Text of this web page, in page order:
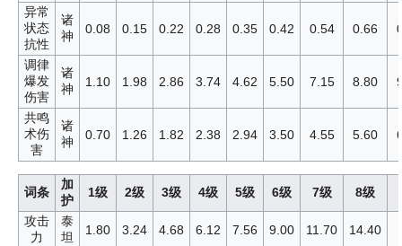
异常
状态
抗性
诸
神
0.08 0.15 0.22 0.28 0.35 0.42 0.54 0.66
调律
爆发
伤害
诸
神
1.10 1.98 2.86 3.74 4.62 5.50 7.15 8.80
共鸣
术伤
害
诸
神
0.70 1.26 1.82 2.38 2.94 3.50 4.55 5.60
词条
加
护
1级 2级 3级 4级 5级 6级 7级
8级
攻击
力
泰
坦
1.80 3.24 4.68 6.12 7.56 9.00 11.70
14.40